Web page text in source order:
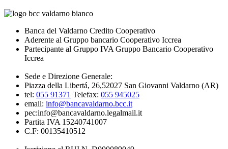
Banca del Valdarno Credito Cooperativo
Aderente al Gruppo bancario Cooperativo Iccrea
Partecipante al Gruppo IVA Gruppo Bancario Cooperativo
Iccrea
Sede e Direzione Generale:
Piazza della Libertá, 26,52027 San Giovanni Valdarno (AR)
tel: 055 91371 Telefax: 055 945025
email: info@bancavaldarno.bcc.it
pec:info@bancavaldarno.legalmail.it
Partita IVA 15240741007
C.F: 00135410512